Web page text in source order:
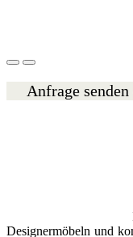
Anfrage
Designermöbeln und